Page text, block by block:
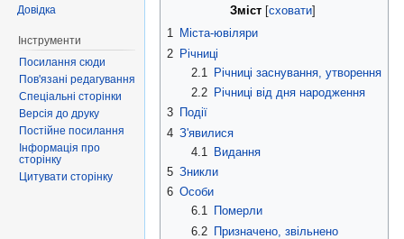
Зміст[ сховати]
1 Міста-ювіляри
2 Річниці
2.1
Річниці заснування, утворення
2.2
Річниці від дня народження
3 Події
4 З'явилися
4.1
Видання
5 Зникли
6 Особи
6.1
Померли
6.2 Призначено, звільнено
Довідка
Інструменти
Посилання сюди
Пов'язані редагування
Спеціальні сторінки
Версія до друку
Постійне посилання
Інформація про
сторінку
Цитувати сторінку